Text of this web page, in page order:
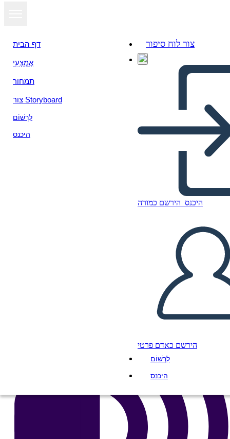
דף הבית
אֶמְצָעִי
תמחור
צור Storyboard
לִרְשׁוֹם
היכנס
צור לוח סיפור
היכנס הירשם כמורה
הירשם כאדם פרטי
לִרְשׁוֹם
היכנס
Viabilidad económica